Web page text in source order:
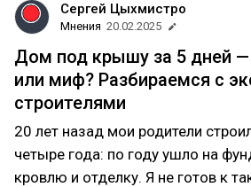
Сергей Цыхмистро
Мнения 20.02.2025
Дом под крышу за 5 дней —
или миф? Разбираемся с
строителями
20 лет назад мои родители
четыре года: по году ушло на
кровлю и отделку. Я не готов к